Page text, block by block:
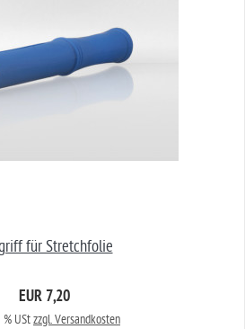
für Stretchfolie
EUR 7,20
UStzzgl. Versandkosten